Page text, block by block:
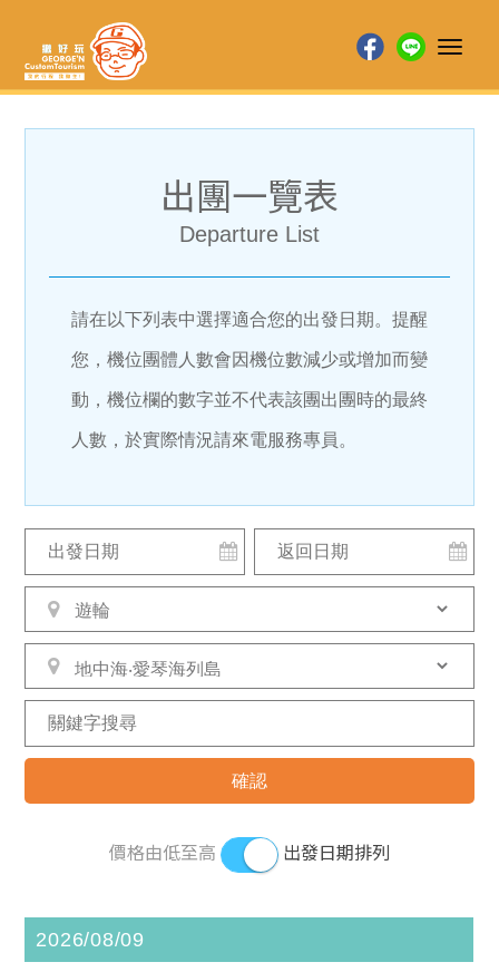
出團一覽表
Departure List
請在以下列表中選擇適合您的出發日期。提醒
您，機位團體人數會因機位數減少或增加而變
動，機位欄的數字並不代表該團出團時的最終
人數，於實際情況請來電服務專員。
價格由低至高 出發日期排列
2026/08/09